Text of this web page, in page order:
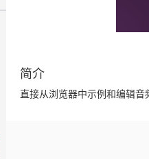
简介
直接从浏览器中示例和编辑音